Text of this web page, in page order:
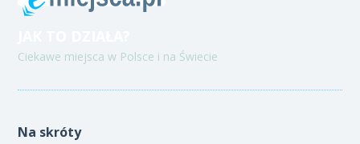
Ciekawe miejsca w Polsce i na Świecie
Na skróty